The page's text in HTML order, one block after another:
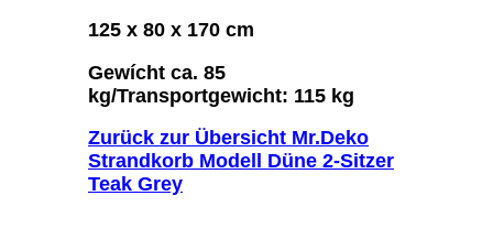
125 x 80 x 170 cm
Gewícht ca. 85
kg/Transportgewicht: 115 kg
Zurück zur Übersicht Mr.Deko
Strandkorb Modell Düne 2-Sitzer
Teak Grey